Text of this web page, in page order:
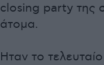
closing party της
άτομα.
Hταν το